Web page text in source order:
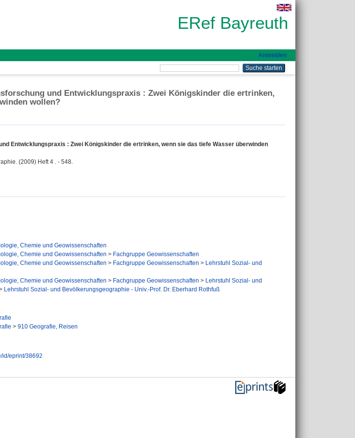
ERef Bayreuth
Anmelden
und Entwicklungspraxis : Zwei Königskinder die ertrinken,
wollen?
Entwicklungspraxis : Zwei Königskinder die ertrinken, wenn sie das tiefe Wasser überwinden
(2009) Heft 4 . - 548.
Chemie und Geowissenschaften
Chemie und Geowissenschaften > Fachgruppe Geowissenschaften
Chemie und Geowissenschaften > Fachgruppe Geowissenschaften > Lehrstuhl Sozial- und
Chemie und Geowissenschaften > Fachgruppe Geowissenschaften > Lehrstuhl Sozial- und
Lehrstuhl Sozial- und Bevölkerungsgeographie - Univ.-Prof. Dr. Eberhard Rothfuß
> 910 Geografie, Reisen
id/eprint/38692